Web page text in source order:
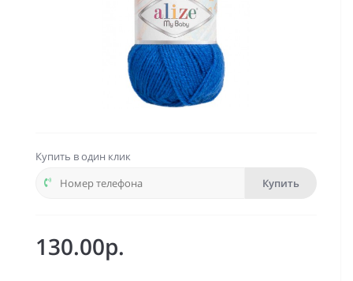
Купить в один клик
Купить
130.00р.